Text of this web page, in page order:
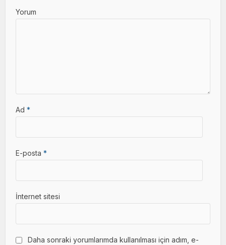
Yorum
Ad*
E-posta*
İnternet sitesi
Daha sonraki yorumlarımda kullanılması için adım, e-